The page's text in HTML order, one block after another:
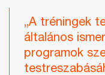
„A tréningek
általános
programok